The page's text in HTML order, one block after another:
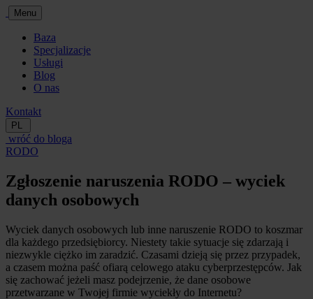
Menu
Baza
Specjalizacje
Usługi
Blog
O nas
Kontakt
PL
wróć do bloga
RODO
Zgłoszenie naruszenia RODO – wyciek
danych osobowych
Wyciek danych osobowych lub inne naruszenie RODO to koszmar
dla każdego przedsiębiorcy. Niestety takie sytuacje się zdarzają i
niezwykle ciężko im zaradzić. Czasami dzieją się przez przypadek,
a czasem można paść ofiarą celowego ataku cyberprzestępców. Jak
się zachować jeżeli masz podejrzenie, że dane osobowe
przetwarzane w Twojej firmie wyciekły do Internetu?